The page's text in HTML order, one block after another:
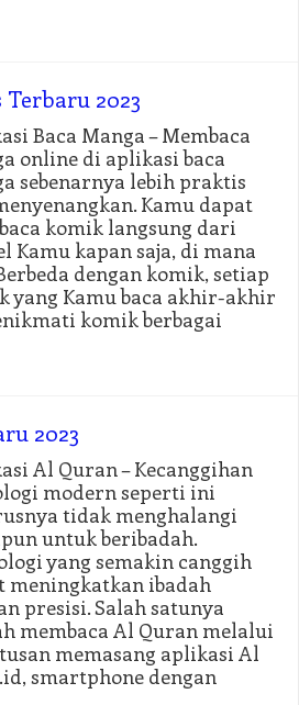
2023
Baca Manga – Membaca
online di aplikasi baca
sebenarnya lebih praktis
Kamu dapat
komik langsung dari
Kamu kapan saja, di mana
dengan komik, setiap
yang Kamu baca akhir-akhir
komik berbagai
2023
Al Quran – Kecanggihan
modern seperti ini
tidak menghalangi
untuk beribadah.
yang semakin canggih
meningkatkan ibadah
presisi. Salah satunya
membaca Al Quran melalui
memasang aplikasi Al
smartphone dengan